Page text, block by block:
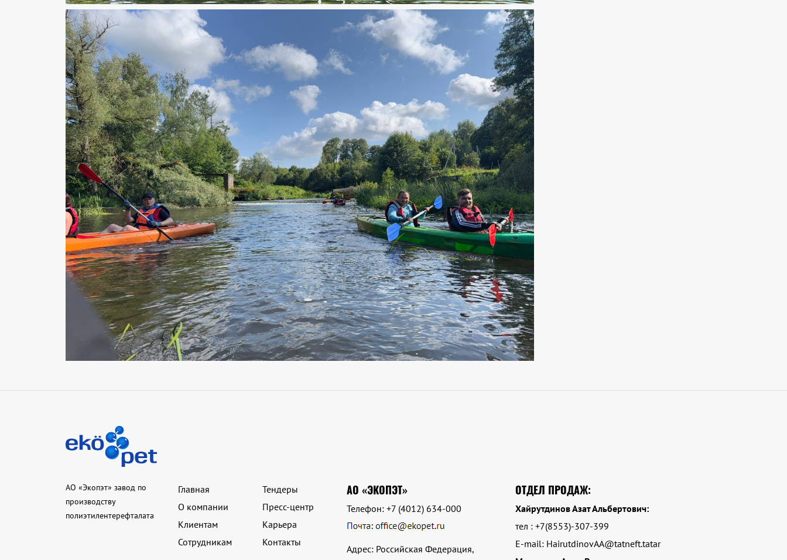
АО «Экопэт» завод по
производству
полиэтилентерефталата
Главная
О компании
Клиентам
Сотрудникам
Тендеры
Пресс-центр
Карьера
Контакты
АО «ЭКОПЭТ»
Телефон: +7 (4012) 634-000
Адрес: Российская Федерация,
ОТДЕЛ ПРОДАЖ:
Хайрутдинов Азат Альбертович:
тел : +7(8553)-307-399
E-mail: HairutdinovAA@tatneft.tatar